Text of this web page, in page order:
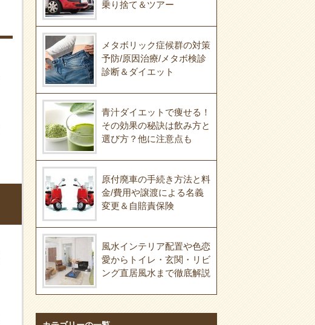
乗り捨て＆ツアー
メタボリック症候群の対策
予防/原因治療/メタボ検診
診断＆ダイエット
青汁ダイエットで痩せる！
その効果の秘訣は飲み方と
選び方？他に注意点も
原付廃車の手続き方法と料
金/費用や譲渡による名義
変更＆自賠責保険
風水インテリア配置や色恋
愛からトイレ・玄関・リビ
ング直居風水まで徹底解説